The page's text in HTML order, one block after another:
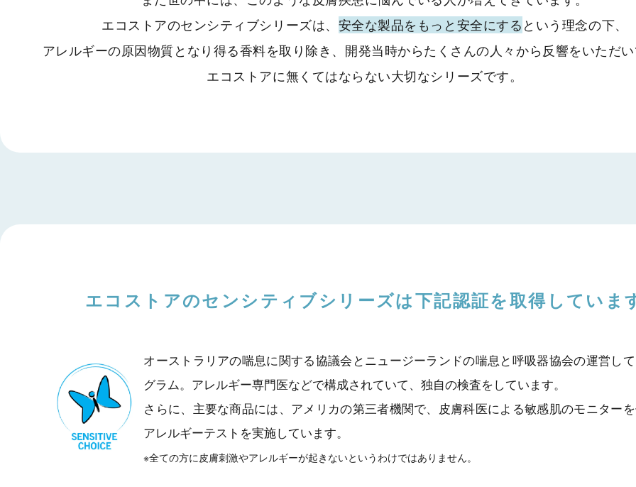
エコストアのセンシティブシリーズは、 安全な製品をもっと安全にする という理念の下、
アレルギーの原因物質となり得る香料を取り除き、 開発当時からたくさんの人々から反響をいただ
エコストアに無くてはならない大切なシリーズです。
エコストアのセンシティブシリーズは下記認証を取得していま
オーストラリアの喘息に関する協議会とニュージーランドの喘息と呼吸器協会の運営し
グラム。アレルギー専門医などで構成されていて、独自の検査をしています。
さらに、主要な商品には、アメリカの第三者機関で、皮膚科医による敏感肌のモニター
アレルギーテストを実施しています。
※全ての方に皮膚刺激やアレルギーが起きないというわけではありません。